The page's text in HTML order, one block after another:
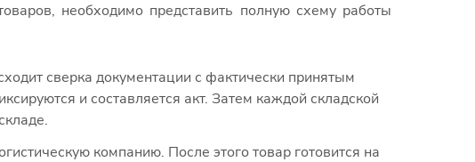
необходимо представить полную схему работы
сверка документации с фактически принятым
и составляется акт. Затем каждой складской
компанию. После этого товар готовится на